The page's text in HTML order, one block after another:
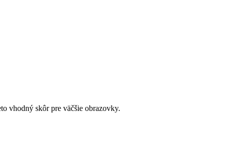
vhodný skôr pre väčšie obrazovky.